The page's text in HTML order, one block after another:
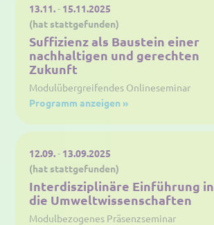
13.11.- 15.11.2025
(hat stattgefunden)
Suffizienz als Baustein einer
nachhaltigen und gerechten
Zukunft
Modulübergreifendes Onlineseminar
Programm anzeigen »
12.09.- 13.09.2025
(hat stattgefunden)
Interdisziplinäre Einführung in
die Umweltwissenschaften
Modulbezogenes Präsenzseminar